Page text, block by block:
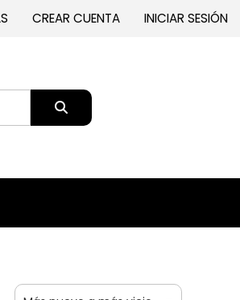
CREAR CUENTA INICIAR SESIÓN